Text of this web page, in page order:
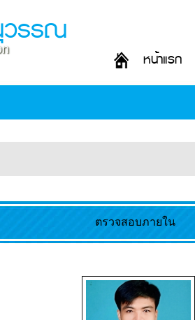
วรรณ
หน้าแรก
ตรวจสอบภายใน